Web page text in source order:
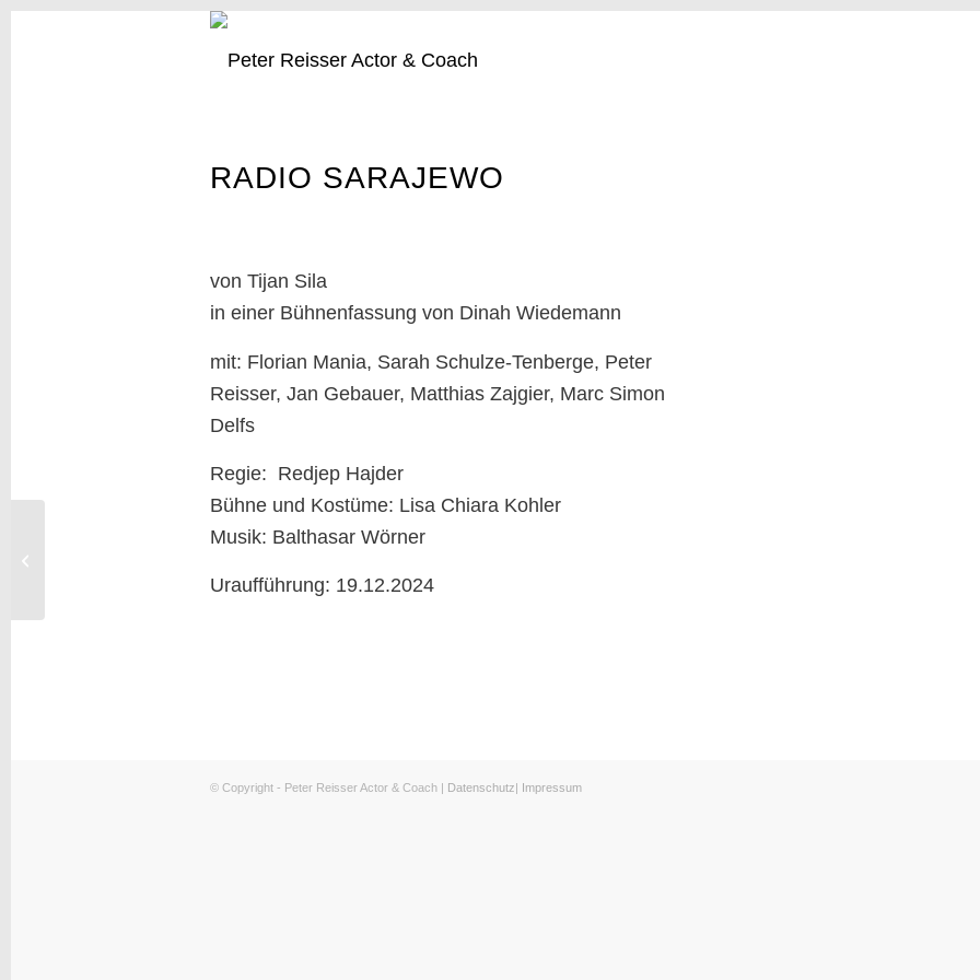
RADIO SARAJEWO
von Tijan Sila
in einer Bühnenfassung von Dinah Wiedemann
mit: Florian Mania, Sarah Schulze-Tenberge, Peter
Reisser, Jan Gebauer, Matthias Zajgier, Marc Simon
Delfs
Regie: Redjep Hajder
Bühne und Kostüme: Lisa Chiara Kohler
Musik: Balthasar Wörner
Uraufführung: 19.12.2024
© Copyright - Peter Reisser Actor & Coach | Datenschutz Impressum